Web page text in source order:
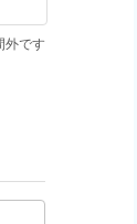
外です